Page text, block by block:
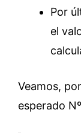
Por
el
Veamos,
esperado